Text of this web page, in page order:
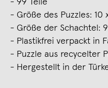
- 99 Teile
- Größe des Puzzles: 10
- Größe der Schachtel:
- Plastikfrei verpackt in
- Puzzle aus recycelter
- Hergestellt in der